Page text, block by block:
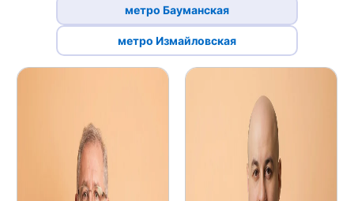
метро Бауманская
метро Измайловская